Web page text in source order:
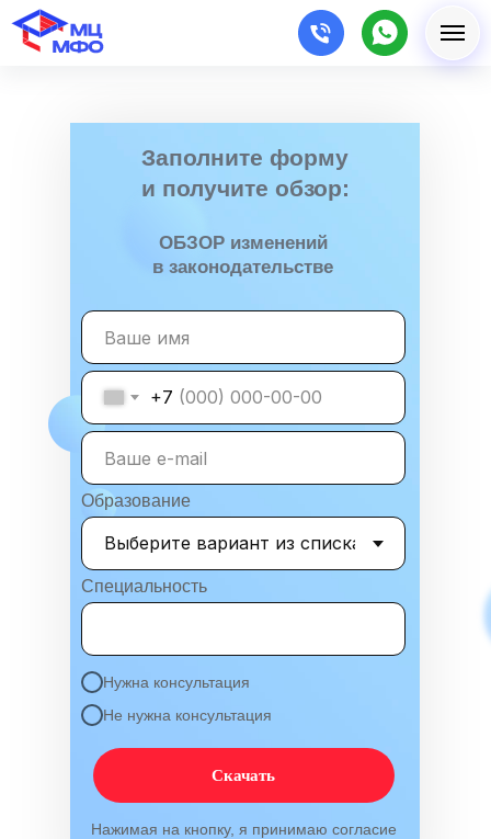
ОБЗОР изменений
в законодательстве
+7
Образование
Специальность
Нужна консультация
Не нужна консультация
Скачать
Нажимая на кнопку, я принимаю согласие
Заполните форму
и получите обзор:
Международный центр медицинского
и фармацевтического образования
8 800 444 10 82